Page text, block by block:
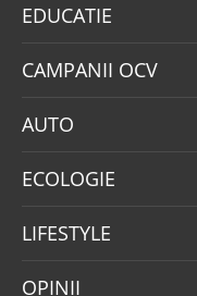
EDUCATIE
CAMPANII OCV
AUTO
ECOLOGIE
LIFESTYLE
OPINII